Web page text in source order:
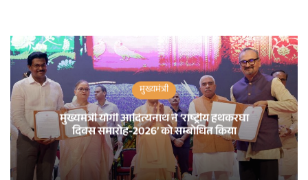
मुख्यमंत्री
मुख्यमंत्री योगी आदित्यनाथ ने ‘राष्ट्रीय हथकरघा
दिवस समारोह-2026’ को सम्बोधित किया